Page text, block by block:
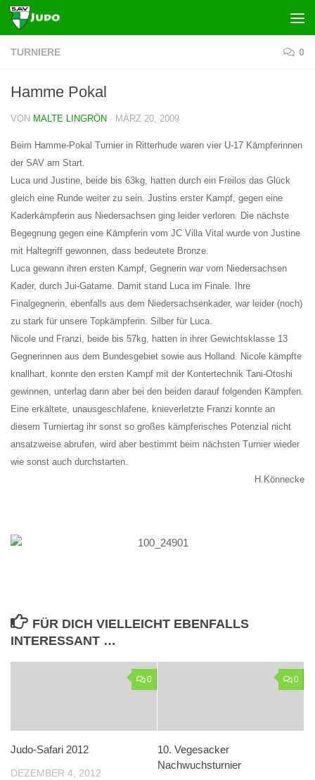
Zum Inhalt springen
TURNIERE 0
Hamme Pokal
VON MALTE LINGRÖN · MÄRZ 20, 2009
Beim Hamme-Pokal Turnier in Ritterhude waren vier U-17 Kämpferinnen
der SAV am Start.
Luca und Justine, beide bis 63kg, hatten durch ein Freilos das Glück
gleich eine Runde weiter zu sein. Justins erster Kampf, gegen eine
Kaderkämpferin aus Niedersachsen ging leider verloren. Die nächste
Begegnung gegen eine Kämpferin vom JC Villa Vital wurde von Justine
mit Haltegriff gewonnen, dass bedeutete Bronze.
Luca gewann ihren ersten Kampf, Gegnerin war vom Niedersachsen
Kader, durch Jui-Gatame. Damit stand Luca im Finale. Ihre
Finalgegnerin, ebenfalls aus dem Niedersachsenkader, war leider (noch)
zu stark für unsere Topkämpferin. Silber für Luca.
Nicole und Franzi, beide bis 57kg, hatten in ihrer Gewichtsklasse 13
Gegnerinnen aus dem Bundesgebiet sowie aus Holland. Nicole kämpfte
knallhart, konnte den ersten Kampf mit der Kontertechnik Tani-Otoshi
gewinnen, unterlag dann aber bei den beiden darauf folgenden Kämpfen.
Eine erkältete, unausgeschlafene, knieverletzte Franzi konnte an
diesem Turniertag ihr sonst so großes kämpferisches Potenzial nicht
ansatzweise abrufen, wird aber bestimmt beim nächsten Turnier wieder
wie sonst auch durchstarten.
H.Könnecke
FÜR DICH VIELLEICHT EBENFALLS
INTERESSANT …
0
Judo-Safari 2012
DEZEMBER 4, 2012
0
10. Vegesacker
Nachwuchsturnier